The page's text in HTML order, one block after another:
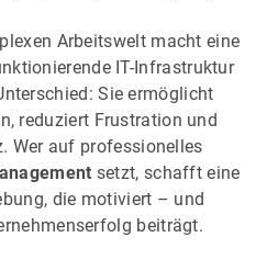
Arbeitswelt macht eine
IT-Infrastruktur
Sie ermöglicht
reduziert Frustration und
Wer auf professionelles
setzt, schafft eine
die motiviert – und
beiträgt.